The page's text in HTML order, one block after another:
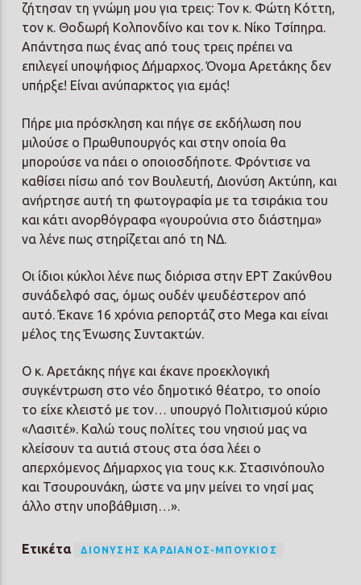
ζήτησαν τη γνώμη μου για τρεις: Τον κ. Φώτη Κόττη,
τον κ. Θοδωρή Κολπονδίνο και τον κ. Νίκο Τσίπηρα.
Απάντησα πως ένας από τους τρεις πρέπει να
επιλεγεί υποψήφιος Δήμαρχος. Όνομα Αρετάκης δεν
υπήρξε! Είναι ανύπαρκτος για εμάς!
Πήρε μια πρόσκληση και πήγε σε εκδήλωση που
μιλούσε ο Πρωθυπουργός και στην οποία θα
μπορούσε να πάει ο οποιοσδήποτε. Φρόντισε να
καθίσει πίσω από τον Βουλευτή, Διονύση Ακτύπη, και
ανήρτησε αυτή τη φωτογραφία με τα τσιράκια του
και κάτι ανορθόγραφα «γουρούνια στο διάστημα»
να λένε πως στηρίζεται από τη ΝΔ.
Οι ίδιοι κύκλοι λένε πως διόρισα στην ΕΡΤ Ζακύνθου
συνάδελφό σας, όμως ουδέν ψευδέστερον από
αυτό. Έκανε 16 χρόνια ρεπορτάζ στο Mega και είναι
μέλος της Ένωσης Συντακτών.
Ο κ. Αρετάκης πήγε και έκανε προεκλογική
συγκέντρωση στο νέο δημοτικό θέατρο, το οποίο
το είχε κλειστό με τον… υπουργό Πολιτισμού κύριο
«Λασιτέ». Καλώ τους πολίτες του νησιού μας να
κλείσουν τα αυτιά στους στα όσα λέει ο
απερχόμενος Δήμαρχος για τους κ.κ. Στασινόπουλο
και Τσουρουνάκη, ώστε να μην μείνει το νησί μας
άλλο στην υποβάθμιση…».
Ετικέτα ΔΙΟΝΎΣΗΣ ΚΑΡΔΙΑΝΌΣ-ΜΠΟΎΚΙΟΣ